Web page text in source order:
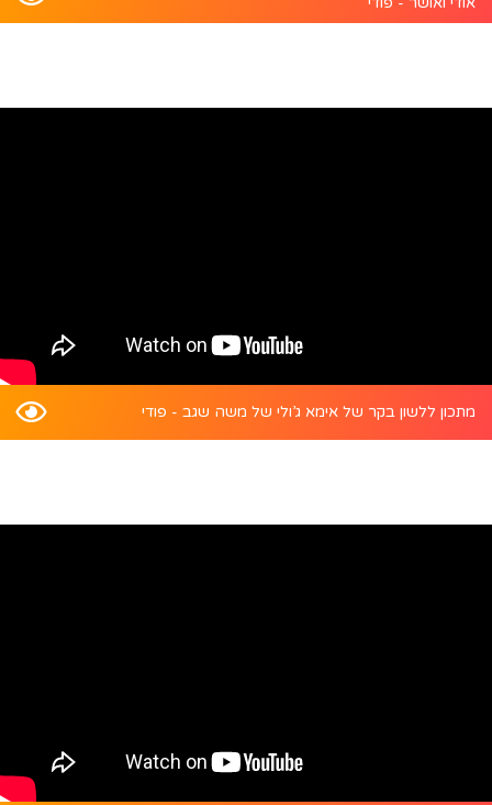
מתכון ללשון בקר של אימא ג’ולי של משה שגב - פודי